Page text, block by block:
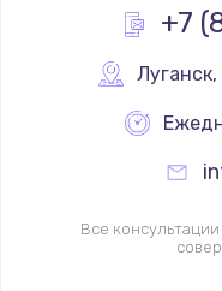
+7
Луганск,
Все